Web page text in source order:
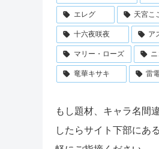
エレグ 天宮こ
十六夜咲夜 ア
マリー・ローズ
竜華キサキ 雷
もし題材、キャラ名間
したらサイト下部にあ